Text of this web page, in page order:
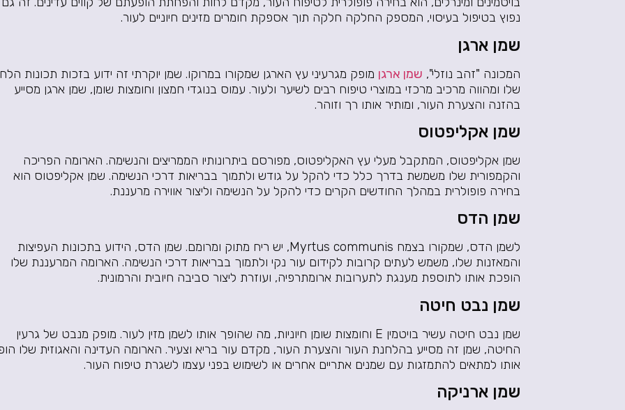
נפוץ בטיפול בעיסוי, המספק החלקה חלקה תוך אספקת חומרים מזינים חיוניים לעור.
שמן ארגן
המכונה "זהב נוזלי", שמן ארגן מופק מגרעיני עץ הארגן שמקורו במרוקו. שמן יוקרתי זה ידוע בזכות תכונות
שלו ומהווה מרכיב מרכזי במוצרי טיפוח רבים לשיער ולעור. עמוס בנוגדי חמצון וחומצות שומן, שמן ארגן מסייע
בהזנה והצערת העור, ומותיר אותו רך וזוהר.
שמן אקליפטוס
שמן אקליפטוס, המתקבל מעלי עץ האקליפטוס, מפורסם ביתרונותיו הממריצים והנשימה. הארומה הפריכה
והקמפורית שלו משמשת בדרך כלל כדי להקל על גודש ולתמוך בבריאות דרכי הנשימה. שמן אקליפטוס הוא
בחירה פופולרית במהלך החודשים הקרים כדי להקל על הנשימה וליצור אווירה מרעננת.
שמן הדס
לשמן הדס, שמקורו בצמח Myrtus communis, יש ריח מתוק ומרומם. שמן הדס, הידוע בתכונות העפיצות
והמאזנות שלו, משמש לעתים קרובות לקידום עור נקי ולתמוך בבריאות דרכי הנשימה. הארומה המרעננת שלו
הופכת אותו לתוספת מענגת לתערובות ארומתרפיה, ועוזרת ליצור סביבה חיובית והרמונית.
שמן נבט חיטה
שמן נבט חיטה עשיר בויטמין E וחומצות שומן חיוניות, מה שהופך אותו לשמן מזין לעור. מופק מנבט של גרעין
החיטה, שמן זה מסייע בהלחנת העור והצערת העור, מקדם עור בריא וצעיר. הארומה העדינה והאגוזית שלו
אותו למתאים להתמזגות עם שמנים אתריים אחרים או לשימוש בפני עצמו לשגרת טיפוח העור.
שמן ארניקה